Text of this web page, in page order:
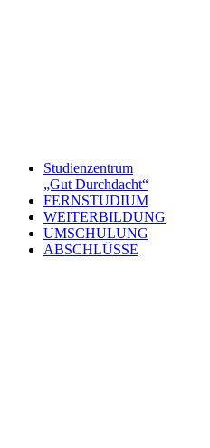
Studienzentrum
„Gut Durchdacht“
FERNSTUDIUM
WEITERBILDUNG
UMSCHULUNG
ABSCHLÜSSE